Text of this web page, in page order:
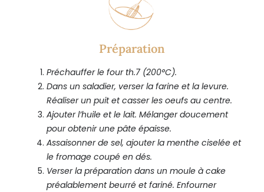
Préparation
Préchauffer le four th.7 (200°C).
Dans un saladier, verser la farine et la levure.
Réaliser un puit etcasser les oeufs au centre.
Ajouter l’huile et le lait. Mélanger doucement
pour obtenir une pâte épaisse.
Assaisonner de sel, ajouter la menthe ciselée et
le fromage coupé en dés.
Verser la préparation dans un moule à cake
préalablement beurré et fariné. Enfourner